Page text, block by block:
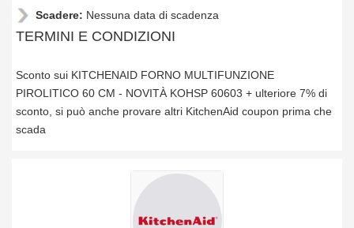
Scadere: Nessuna data di scadenza
TERMINI E CONDIZIONI
Sconto sui KITCHENAID FORNO MULTIFUNZIONE
PIROLITICO 60 CM - NOVITÀ KOHSP 60603 + ulteriore 7% di
sconto, si può anche provare altri KitchenAid coupon prima che
scada